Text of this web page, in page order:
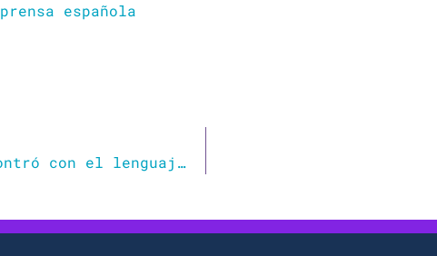
prensa española
Cuando el lenguaje claro se encontró con el lenguaje inclusivo